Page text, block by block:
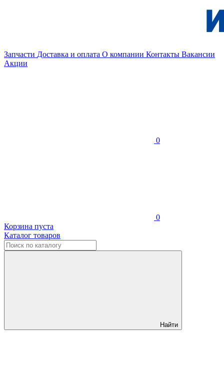
Запчасти Доставка и оплата О компании Контакты Вакансии
Акции
0
0
Корзина пуста
Каталог товаров
Найти